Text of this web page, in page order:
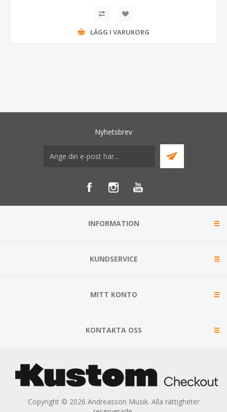
LÄGG I VARUKORG
Nyhetsbrev
INFORMATION
KUNDSERVICE
MITT KONTO
KONTAKTA OSS
Copyright © 2026 Andreasson Musik. Alla rättigheter